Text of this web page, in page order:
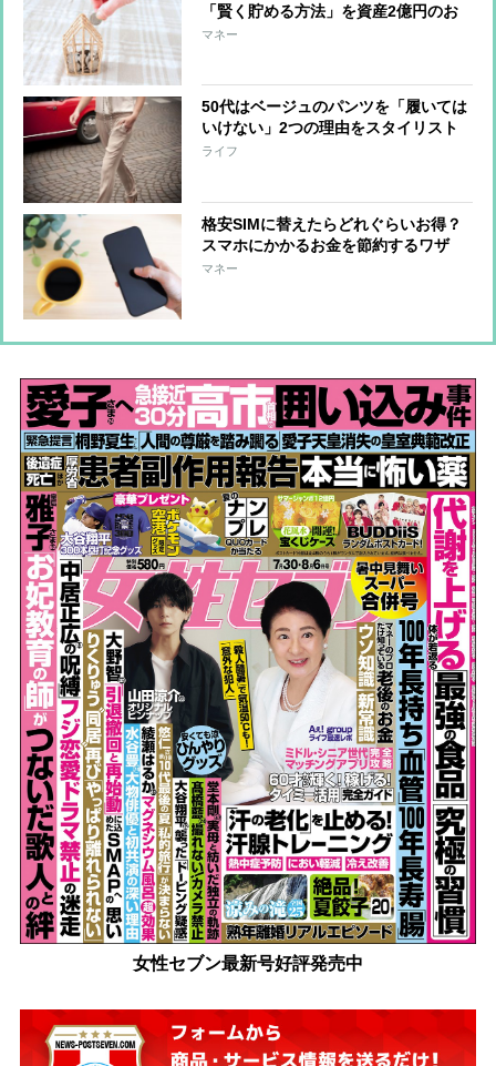
「賢く貯める方法」を資産2億円のお
金のプロが教える
マネー
50代はベージュのパンツを「履いては
いけない」2つの理由をスタイリスト
が解説
ライフ
格安SIMに替えたらどれぐらいお得？
スマホにかかるお金を節約するワザ
マネー
女性セブン最新号好評発売中